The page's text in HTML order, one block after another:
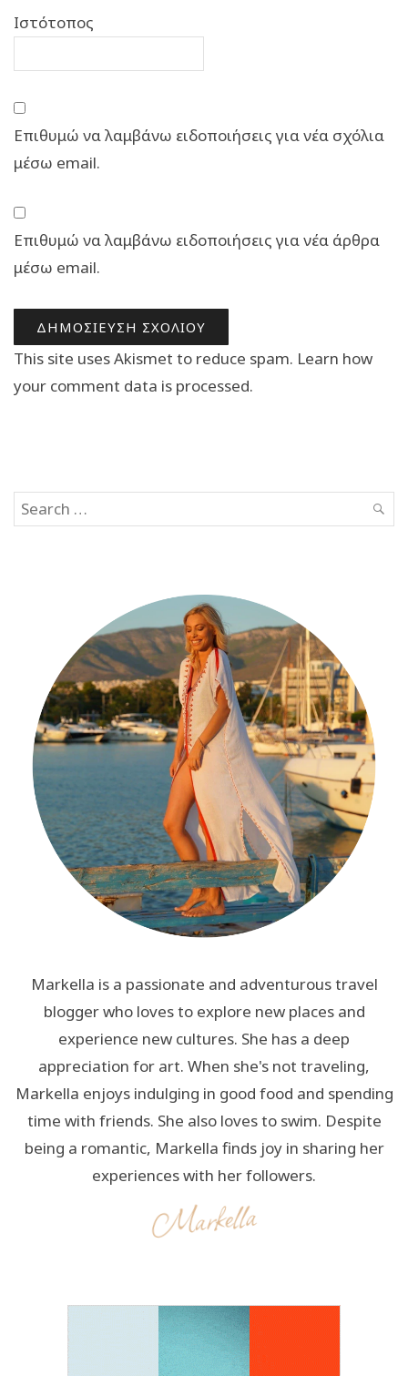
Ιστότοπος
Επιθυμώ να λαμβάνω ειδοποιήσεις για νέα σχόλια
μέσω email.
Επιθυμώ να λαμβάνω ειδοποιήσεις για νέα άρθρα
μέσω email.
This site uses Akismet to reduce spam. Learn how
your comment data is processed.
Search
for:
Markella is a passionate and adventurous travel
blogger who loves to explore new places and
experience new cultures. She has a deep
appreciation for art. When she's not traveling,
Markella enjoys indulging in good food and spending
time with friends. She also loves to swim. Despite
being a romantic, Markella finds joy in sharing her
experiences with her followers.